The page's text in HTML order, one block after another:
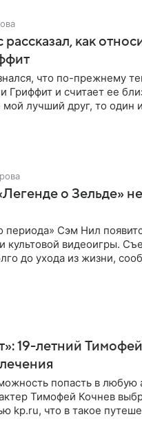
как
что по-прежнему
Гриффит и считает ее
лучший друг, то один
о Зельде»
периода» Сэм Нил
культовой видеоигры.
до ухода из жизни,
19-летний
попасть в
Тимофей Кочнев
kp.ru, что в такое